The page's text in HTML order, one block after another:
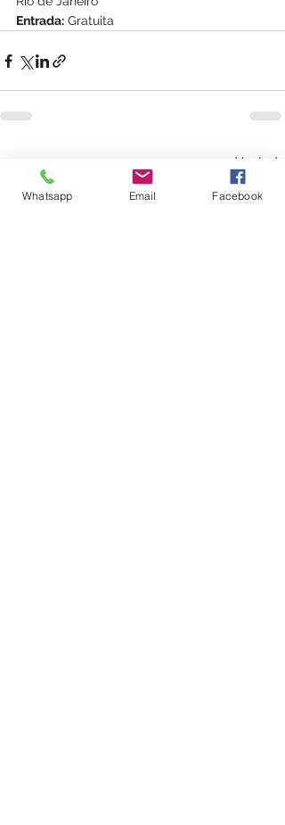
Entrada: Gratuita
Posts recentes Ver tudo
Whatsapp Email Facebook